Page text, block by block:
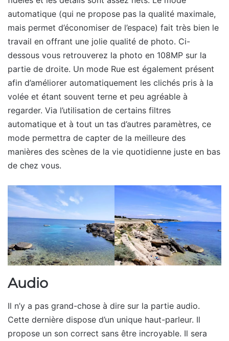
automatique (qui ne propose pas la qualité maximale,
mais permet d’économiser de l’espace) fait très bien le
travail en offrant une jolie qualité de photo. Ci-
dessous vous retrouverez la photo en 108MP sur la
partie de droite. Un mode Rue est également présent
afin d’améliorer automatiquement les clichés pris à la
volée et étant souvent terne et peu agréable à
regarder. Via l’utilisation de certains filtres
automatique et à tout un tas d’autres paramètres, ce
mode permettra de capter de la meilleure des
manières des scènes de la vie quotidienne juste en bas
de chez vous.
Audio
Il n’y a pas grand-chose à dire sur la partie audio.
Cette dernière dispose d’un unique haut-parleur. Il
propose un son correct sans être incroyable. Il sera